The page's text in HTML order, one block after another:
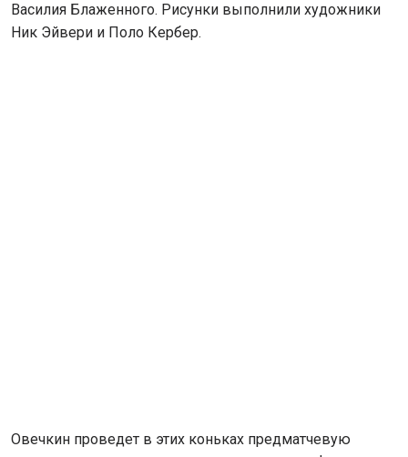
Василия Блаженного. Рисунки выполнили художники
Ник Эйвери и Поло Кербер.
Овечкин проведет в этих коньках предматчевую